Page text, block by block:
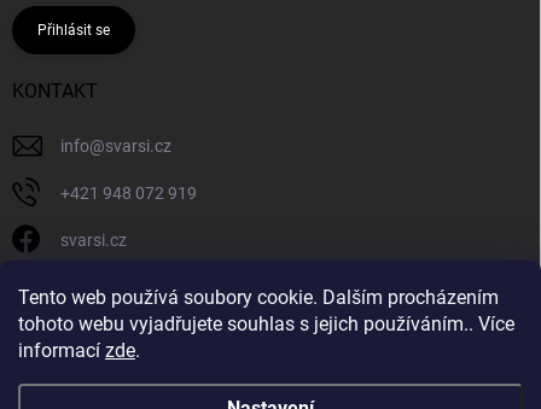
Tento web používá soubory cookie. Dalším procházením
tohoto webu vyjadřujete souhlas s jejich používáním.. Více
informací zde.
Přihlásit se
KONTAKT
info@svarsi.cz
+421 948 072 919
svarsi.cz
svarsi.cz